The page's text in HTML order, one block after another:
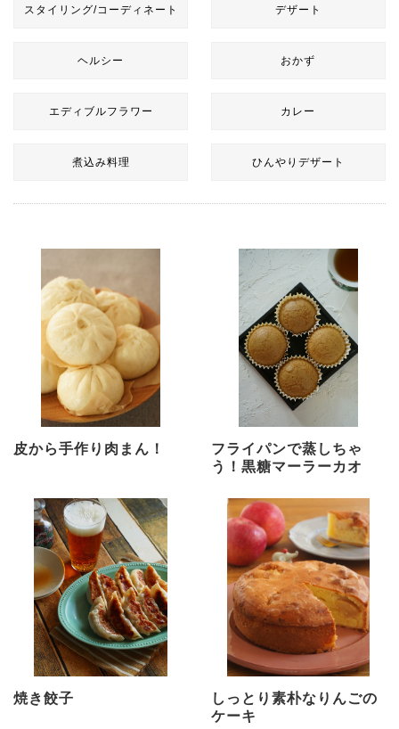
スタイリング/コーディネート デザート
ヘルシー おかず
エディブルフラワー カレー
煮込み料理 ひんやりデザート
皮から手作り肉まん！
フライパンで蒸しちゃ
う！黒糖マーラーカオ
焼き餃子
しっとり素朴なりんごの
ケーキ